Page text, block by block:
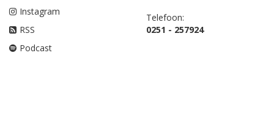
Instagram
RSS
Podcast
Telefoon:
0251 - 257924